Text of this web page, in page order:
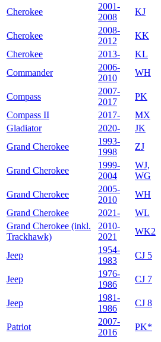
Cherokee
2001-
2008
KJ
Cherokee
2008-
2012
KK
Cherokee
2013- KL
Commander
2006-
2010
WH
Compass
2007-
2017
PK
Compass II
2017- MX
Gladiator
2020- JK
Grand Cherokee
1993-
1998
ZJ
Grand Cherokee
1999-
2004
WJ,
WG
Grand Cherokee
2005-
2010
WH
Grand Cherokee
2021- WL
Grand Cherokee (inkl.
Trackhawk)
2010-
2021
WK2
Jeep
1954-
1983
CJ 5
Jeep
1976-
1986
CJ 7
Jeep
1981-
1986
CJ 8
Patriot
2007-
2016
PK*